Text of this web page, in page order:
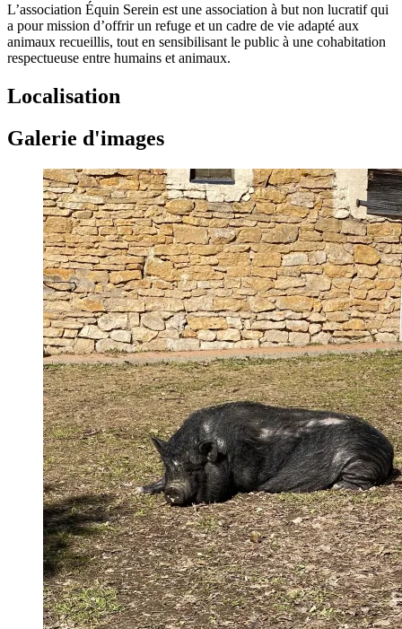
L’association Équin Serein est une association à but non lucratif qui
a pour mission d’offrir un refuge et un cadre de vie adapté aux
animaux recueillis, tout en sensibilisant le public à une cohabitation
respectueuse entre humains et animaux.
Localisation
Galerie d'images